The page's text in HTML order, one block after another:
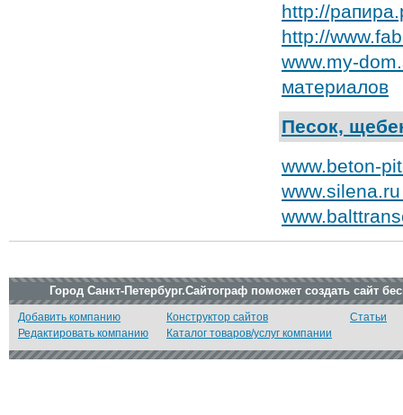
http://
http://
www.my-
материалов
Песок,
www.beton-
Город Санкт-Петербург.Сайтограф поможет создать сайт
Добавить компанию
Редактировать компанию
Конструктор сайтов
Каталог товаров/услуг компании
Статьи